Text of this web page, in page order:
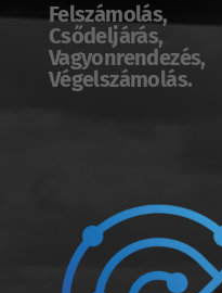
Felszámolás,
Csődeljárás,
Vagyonrendezés,
Végelszámolás.